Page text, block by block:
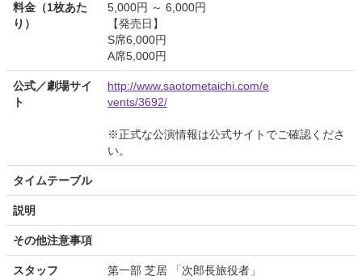
料金（1枚あた
り）
5,000円 ～ 6,000円
【発売日】
S席6,000円
A席5,000円
公式／劇場サイ
ト
http://www.saotometaichi.com/e
vents/3692/
※正式な公演情報は公式サイトでご確認くださ
い。
タイムテーブル
説明
その他注意事項
スタッフ 第一部 芝居 「次郎長旅役者」